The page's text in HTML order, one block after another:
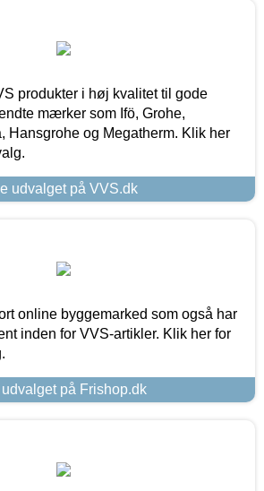
produkter i høj kvalitet til gode
mærker som Ifö, Grohe,
Hansgrohe og Megatherm. Klik her
udvalget på VVS.dk
online byggemarked som også har
inden for VVS-artikler. Klik her for
på Frishop.dk